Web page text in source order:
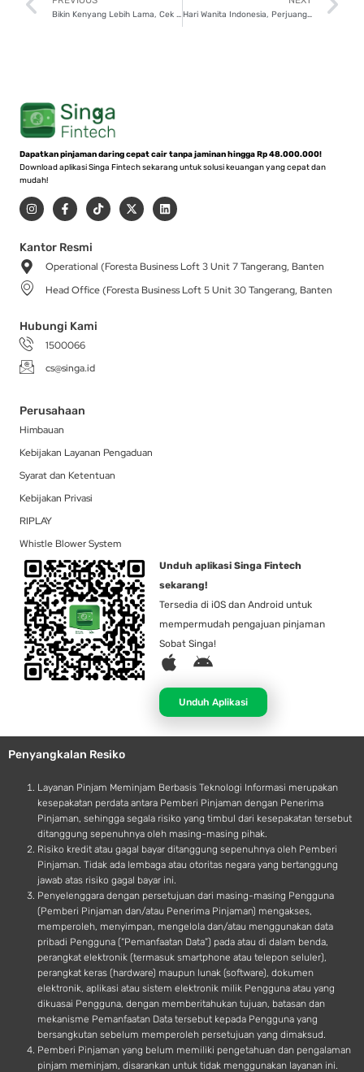
Prev Bikin Kenyang Lebih Lama, Cek 7 Menu Sahur Praktis dan Bergizi! Hari Wanita Indonesia, Perjuangan Perempuan yang Mengubah Sejarah!
Dapatkan pinjaman daring cepat cair tanpa jaminan hingga Rp 48.000.000!
Download aplikasi Singa Fintech sekarang untuk solusi keuangan yang cepat dan
mudah!
I
n
s
a
g
r
a
m
F
a
c
b
o
-
T
i
k
X
-
t
t
r
L
i
n
i
Kantor Resmi
Operational (Foresta Business Loft 3 Unit 7 Tangerang, Banten
Head Office (Foresta Business Loft 5 Unit 30 Tangerang, Banten
Hubungi Kami
1500066
cs@singa.id
Perusahaan
Himbauan
Kebijakan Layanan Pengaduan
Syarat dan Ketentuan
Kebijakan Privasi
RIPLAY
Whistle Blower System
Unduh aplikasi Singa Fintech
sekarang!
Tersedia di iOS dan Android untuk
mempermudah pengajuan pinjaman
Sobat Singa!
A
p
l
e
A
d
r
o
d
Unduh Aplikasi
Penyangkalan Resiko
Layanan Pinjam Meminjam Berbasis Teknologi Informasi merupakan
kesepakatan perdata antara Pemberi Pinjaman dengan Penerima
Pinjaman, sehingga segala risiko yang timbul dari kesepakatan tersebut
ditanggung sepenuhnya oleh masing-masing pihak.
Risiko kredit atau gagal bayar ditanggung sepenuhnya oleh Pemberi
Pinjaman. Tidak ada lembaga atau otoritas negara yang bertanggung
jawab atas risiko gagal bayar ini.
Penyelenggara dengan persetujuan dari masing-masing Pengguna
(Pemberi Pinjaman dan/atau Penerima Pinjaman) mengakses,
memperoleh, menyimpan, mengelola dan/atau menggunakan data
pribadi Pengguna (“Pemanfaatan Data”) pada atau di dalam benda,
perangkat elektronik (termasuk smartphone atau telepon seluler),
perangkat keras (hardware) maupun lunak (software), dokumen
elektronik, aplikasi atau sistem elektronik milik Pengguna atau yang
dikuasai Pengguna, dengan memberitahukan tujuan, batasan dan
mekanisme Pemanfaatan Data tersebut kepada Pengguna yang
bersangkutan sebelum memperoleh persetujuan yang dimaksud.
Pemberi Pinjaman yang belum memiliki pengetahuan dan pengalaman
pinjam meminjam, disarankan untuk tidak menggunakan layanan ini.